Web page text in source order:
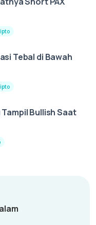
Tebal di Bawah
Bullish Saat